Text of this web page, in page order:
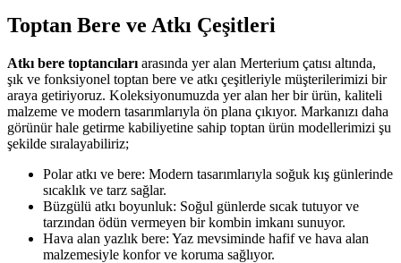
Toptan Bere ve Atkı Çeşitleri
Atkı bere toptancıları arasında yer alan Merterium çatısı altında,
şık ve fonksiyonel toptan bere ve atkı çeşitleriyle müşterilerimizi bir
araya getiriyoruz. Koleksiyonumuzda yer alan her bir ürün, kaliteli
malzeme ve modern tasarımlarıyla ön plana çıkıyor. Markanızı daha
görünür hale getirme kabiliyetine sahip toptan ürün modellerimizi şu
şekilde sıralayabiliriz;
Polar atkı ve bere: Modern tasarımlarıyla soğuk kış günlerinde
sıcaklık ve tarz sağlar.
Büzgülü atkı boyunluk: Soğul günlerde sıcak tutuyor ve
tarzından ödün vermeyen bir kombin imkanı sunuyor.
Hava alan yazlık bere: Yaz mevsiminde hafif ve hava alan
malzemesiyle konfor ve koruma sağlıyor.